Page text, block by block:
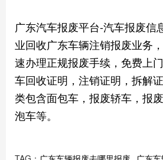
广东汽车报废平台-汽车报废信
业回收广东车辆注销报废业务
速办理正规报废手续，免费上
车回收证明，注销证明，拆解
类包含面包车，报废轿车，报
泡车等。